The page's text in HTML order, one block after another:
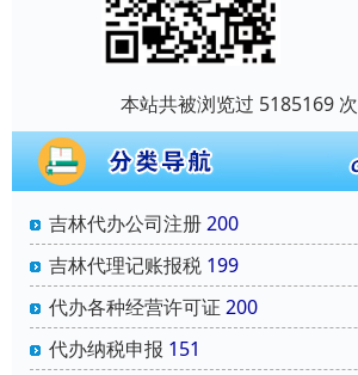
本站共被浏览过 5185169 次
吉林代办公司注册200
吉林代理记账报税 199
代办各种经营许可证 200
代办纳税申报 151